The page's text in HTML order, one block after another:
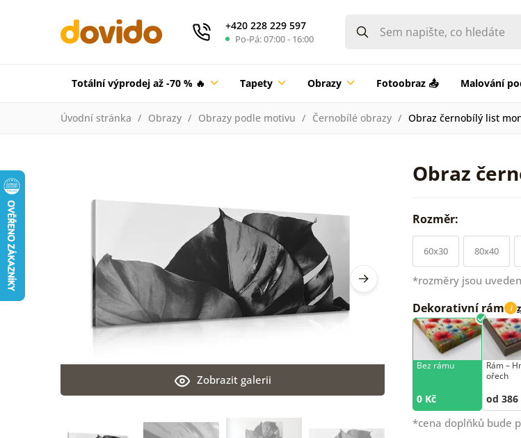
+420 228 229 597
Po-Pá: 07:00 - 16:00
Totální výprodej až -70 % 🔥 Tapety Obrazy Fotoobraz 📤 Malování
Úvodní stránka Obrazy Obrazy podle motivu Černobílé obrazy Obraz černobílý list
Obraz
Zobrazit galerii
Rozměr:
60x30 80x40
*rozměry jsou
Dekorativní rám i
Bez rámu
0 Kč
Rám –⁠⁠⁠⁠⁠⁠
ořech
od 386
*cena doplňků bude